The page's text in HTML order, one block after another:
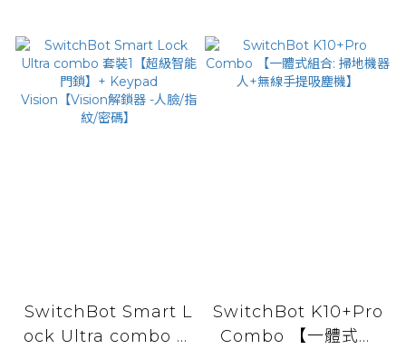
SwitchBot Smart L
ock Ultra combo 套
SwitchBot K10+Pro
Combo 【一體式組